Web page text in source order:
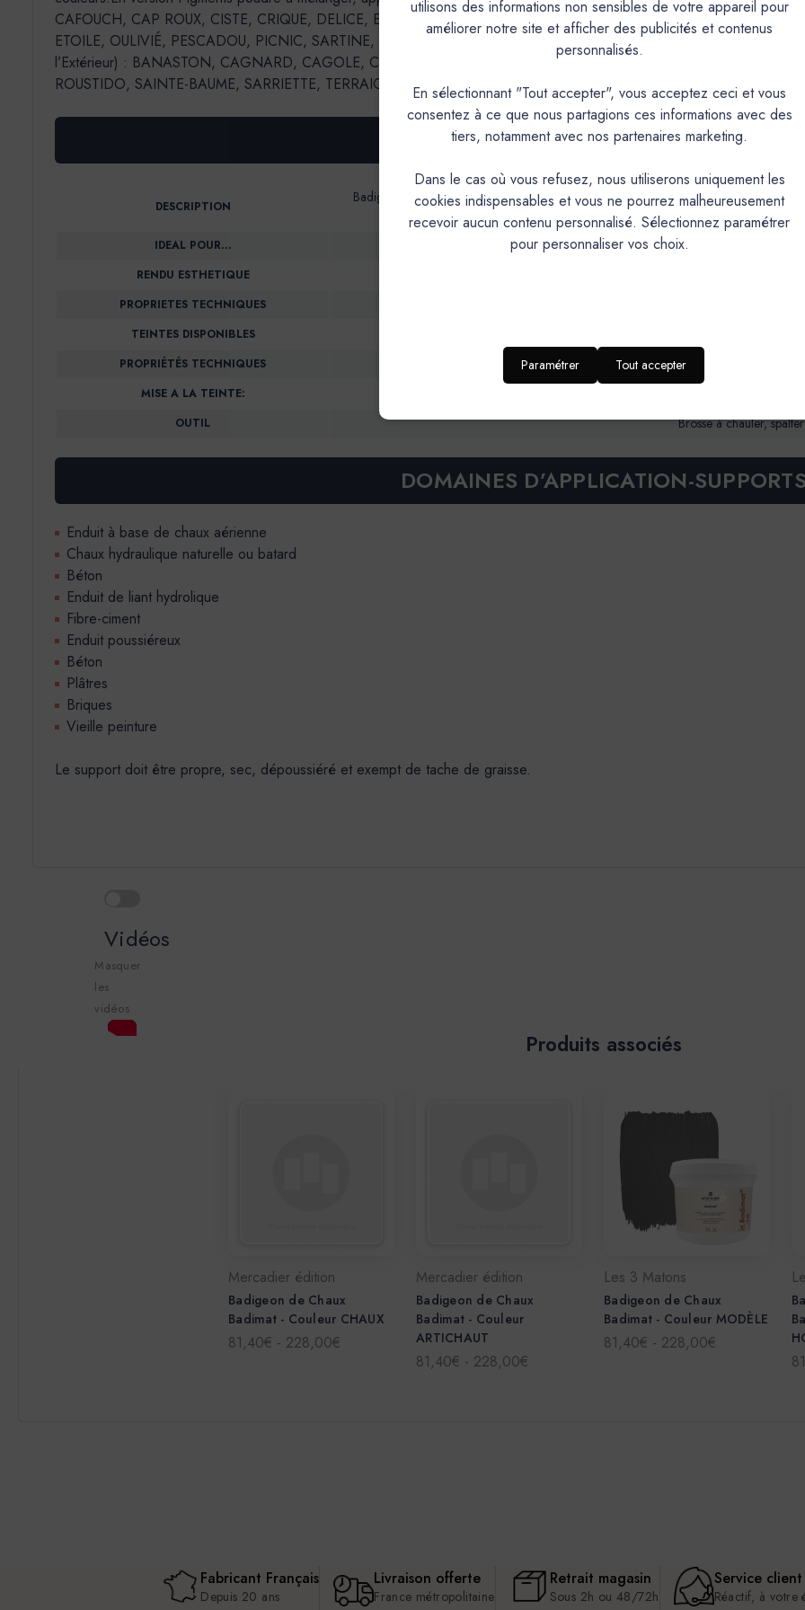
CAFOUCH, CAP ROUX, CISTE, CRIQUE, DELICE, ECUME, FADA, FIGUIER, GOLF CLAIR, GRAND PIN,
ETOILE, OULIVIÉ, PESCADOU, PICNIC, SARTINE, SORMIOU, TREMPETTE.Teintes qui peuvent être utilisées à
l’Extérieur) : BANASTON, CAGNARD, CAGOLE, CALABRUN, CAMIN, CANAILLE, CHAVANNE, FRIOUL,
ROUSTIDO, SAINTE-BAUME, SARRIETTE, TERRAIO.
PRODUIT
DESCRIPTION
Badigeon de chaux naturel et écologique à base de pate pigmentaire utilisées. Cette
l'Exterieur, choisissez l'option "Téinté
IDEAL POUR…
RENDU ESTHETIQUE
PROPRIETES TECHNIQUES
TEINTES DISPONIBLES
PROPRIÉTÉS TECHNIQUES
MISE A LA TEINTE:
OUTIL Brosse à chauler, spalter
DOMAINES D’APPLICATION-
Enduit à base de chaux aérienne
Chaux hydraulique naturelle ou batard
Béton
Enduit de liant hydrolique
Fibre-ciment
Enduit poussiéreux
Béton
Plâtres
Briques
Vieille peinture
Le support doit être propre, sec, dépoussiéré et exempt de tache de graisse.
Vidéos
Masquer
les
vidéos
Produits associés
Mercadier édition
Badigeon de Chaux
Badimat - Couleur CHAUX
81,40€ - 228,00€
Mercadier édition
Badigeon de Chaux
Badimat - Couleur
ARTICHAUT
81,40€ - 228,00€
Les 3 Matons
Badigeon de Chaux
Badimat - Couleur MODÈLE
81,40€ - 228,00€
Fabricant Français
Depuis 20 ans
Livraison offerte
France métropolitaine
Retrait magasin
Sous 2h ou 48/72h
Service client
Réactif, à votre
utilisons des informations non sensibles de votre appareil pour
améliorer notre site et afficher des publicités et contenus
personnalisés.
En sélectionnant "Tout accepter", vous acceptez ceci et vous
consentez à ce que nous partagions ces informations avec des
tiers, notamment avec nos partenaires marketing.
Dans le cas où vous refusez, nous utiliserons uniquement les
cookies indispensables et vous ne pourrez malheureusement
recevoir aucun contenu personnalisé. Sélectionnez paramétrer
pour personnaliser vos choix.
Paramétrer Tout accepter